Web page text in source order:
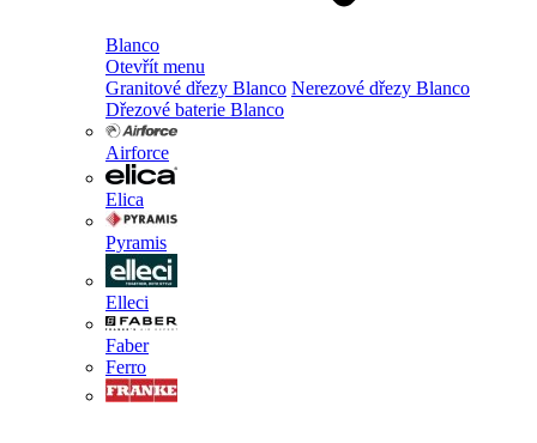
Blanco
Otevřít menu
Granitové dřezy Blanco Nerezové dřezy Blanco
Dřezové baterie Blanco
Airforce
Elica
Pyramis
Elleci
Faber
Ferro